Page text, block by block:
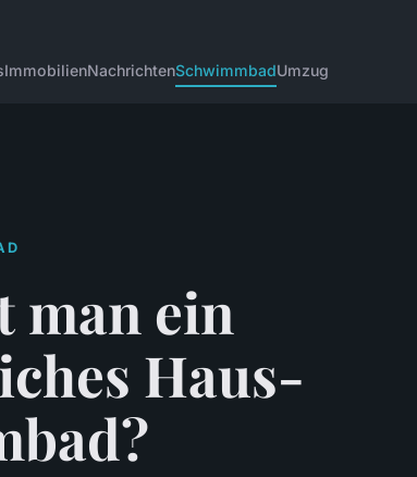
ImmobilienNachrichtenSchwimmbadUmzug
man ein
Haus-